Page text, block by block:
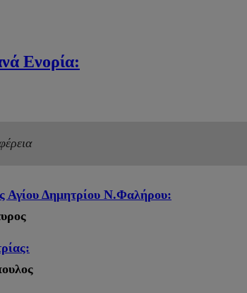
Ενορία:
Αγίου Δημητρίου Ν.Φαλήρου: